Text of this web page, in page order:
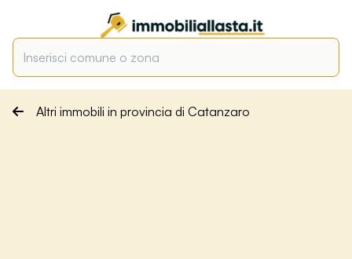
Altri immobili in provincia di Catanzaro